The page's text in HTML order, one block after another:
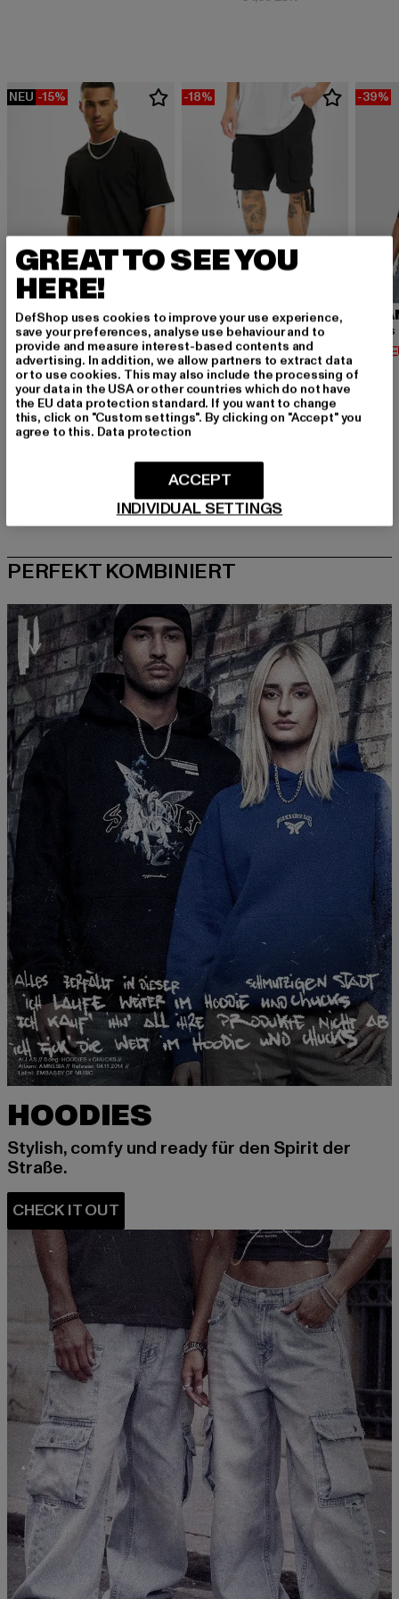
NEU -15%
URBAN CLASSICS
Contrast Tall Tee
12,74 EUR
Derzeitiger Preis: 12,74 EUR
14,99 EURAktionspreis: 14,99 EUR
-18%
BRANDIT
Urban Legend
32,79 EUR
Derzeitiger Preis: 32,79 EUR
39,99 EURAktionspreis:
-39%
14,02
PERFEKT KOMBINIERT
HOODIES
Stylish, comfy und ready für den Spirit der
Straße.
GREAT TO SEE YOU
HERE!
DefShop uses cookies to improve your use experience,
save your preferences, analyse use behaviour and to
provide and measure interest-based contents and
advertising. In addition, we allow partners to extract data
or to use cookies. This may also include the processing of
your data in the USA or other countries which do not have
the EU data protection standard. If you want to change
this, click on "Custom settings". By clicking on "Accept" you
agree to this. Data protection
INDIVIDUAL SETTINGS
ACCEPT